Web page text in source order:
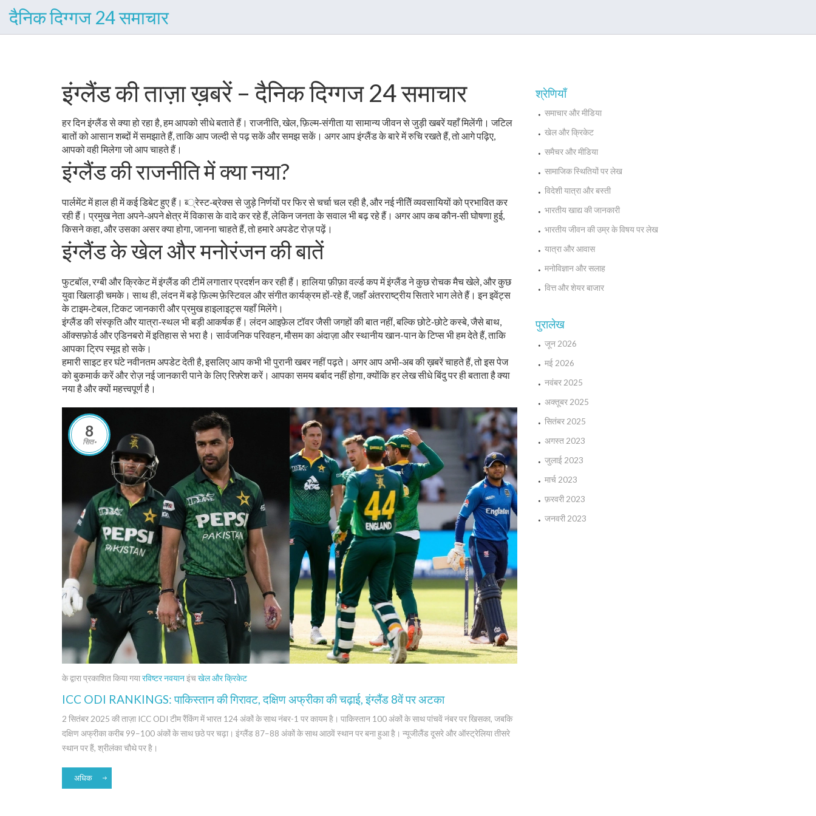
दैनिक दिग्गज 24 समाचार
इंग्लैंड की ताज़ा ख़बरें – दैनिक दिग्गज 24 समाचार
हर दिन इंग्लैंड से क्या हो रहा है, हम आपको सीधे बताते हैं। राजनीति, खेल, फ़िल्म‑संगीता या सामान्य जीवन से जुड़ी खबरें यहाँ मिलेंगी। जटिल
बातों को आसान शब्दों में समझाते हैं, ताकि आप जल्दी से पढ़ सकें और समझ सकें। अगर आप इंग्लैंड के बारे में रुचि रखते हैं, तो आगे पढ़िए,
आपको वही मिलेगा जो आप चाहते हैं।
इंग्लैंड की राजनीति में क्या नया?
पार्लमेंट में हाल ही में कई डिबेट हुए हैं। ब्‍्रेस्ट‑ब्रेक्‍स से जुड़े निर्णयों पर फिर से चर्चा चल रही है, और नई नीतिें व्यवसायियों को प्रभावित कर
रही हैं। प्रमुख नेता अपने‑अपने क्षेत्र में विकास के वादे कर रहे हैं, लेकिन जनता के सवाल भी बढ़ रहे हैं। अगर आप कब कौन‑सी घोषणा हुई,
किसने कहा, और उसका असर क्या होगा, जानना चाहते हैं, तो हमारे अपडेट रोज़ पढ़ें।
इंग्लैंड के खेल और मनोरंजन की बातें
फुटबॉल, रग्बी और क्रिकेट में इंग्लैंड की टीमें लगातार प्रदर्शन कर रही हैं। हालिया फ़ीफ़ा वर्ल्ड कप में इंग्लैंड ने कुछ रोचक मैच खेले, और कुछ
युवा खिलाड़ी चमके। साथ ही, लंदन में बड़े फ़िल्म फ़ेस्टिवल और संगीत कार्यक्रम हों‑रहे हैं, जहाँ अंतरराष्ट्रीय सितारे भाग लेते हैं। इन इवेंट्स
के टाइम‑टेबल, टिकट जानकारी और प्रमुख हाइलाइट्स यहाँ मिलेंगे।
इंग्लैंड की संस्कृति और यात्रा‑स्थल भी बड़ी आकर्षक हैं। लंदन आइफ़ेल टॉवर जैसी जगहों की बात नहीं, बल्कि छोटे‑छोटे कस्बे, जैसे बाथ,
ऑक्सफ़ोर्ड और एडिनबरो में इतिहास से भरा है। सार्वजनिक परिवहन, मौसम का अंदाज़ा और स्थानीय खान-पान के टिप्स भी हम देते हैं, ताकि
आपका ट्रिप स्मूद हो सके।
हमारी साइट हर घंटे नवीनतम अपडेट देती है, इसलिए आप कभी भी पुरानी खबर नहीं पढ़ते। अगर आप अभी‑अब की ख़बरें चाहते हैं, तो इस पेज
को बुकमार्क करें और रोज़ नई जानकारी पाने के लिए रिफ़्रेश करें। आपका समय बर्बाद नहीं होगा, क्योंकि हर लेख सीधे बिंदु पर ही बताता है क्या
नया है और क्यों महत्त्वपूर्ण है।
8
सित॰
के द्वारा प्रकाशित किया गयारविष्टर नवयानइंचखेल और क्रिकेट
ICC ODI RANKINGS: पाकिस्तान की गिरावट, दक्षिण अफ्रीका की चढ़ाई, इंग्लैंड 8वें पर अटका
2 सितंबर 2025 की ताज़ा ICC ODI टीम रैंकिंग में भारत 124 अंकों के साथ नंबर-1 पर कायम है। पाकिस्तान 100 अंकों के साथ पांचवें नंबर पर खिसका, जबकि
दक्षिण अफ्रीका करीब 99–100 अंकों के साथ छठे पर चढ़ा। इंग्लैंड 87–88 अंकों के साथ आठवें स्थान पर बना हुआ है। न्यूजीलैंड दूसरे और ऑस्ट्रेलिया तीसरे
स्थान पर हैं, श्रीलंका चौथे पर है।
अधिक
श्रेणियाँ
समाचार और मीडिया
खेल और क्रिकेट
समैचर और मीडिया
सामाजिक स्थितियों पर लेख
विदेशी यात्रा और बस्ती
भारतीय खाद्य की जानकारी
भारतीय जीवन की उम्र के विषय पर लेख
यात्रा और आवास
मनोविज्ञान और सलाह
वित्त और शेयर बाजार
पुरालेख
जून 2026
मई 2026
नवंबर 2025
अक्तूबर 2025
सितंबर 2025
अगस्त 2023
जुलाई 2023
मार्च 2023
फ़रवरी 2023
जनवरी 2023